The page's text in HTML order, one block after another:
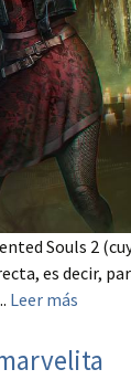
Souls 2
es decir,
Leer más